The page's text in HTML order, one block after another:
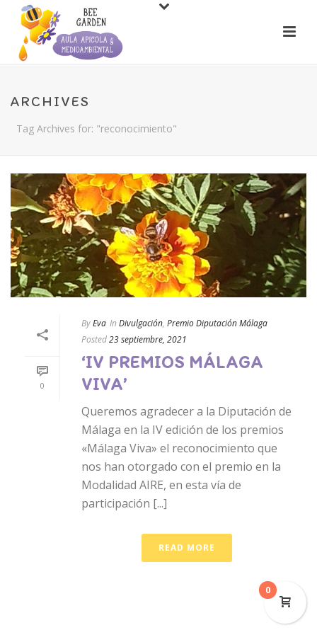
ARCHIVES
Tag Archives for: "reconocimiento"
0
ByEva In Divulgación, Premio Diputación Málaga
Posted23 septiembre, 2021
‘IV PREMIOS MÁLAGA
VIVA’
Queremos agradecer a la Diputación de
Málaga en la IV edición de los premios
«Málaga Viva» el reconocimiento que
nos han otorgado con el premio en la
Modalidad AIRE, en esta vía de
participación [...]
READ MORE
0